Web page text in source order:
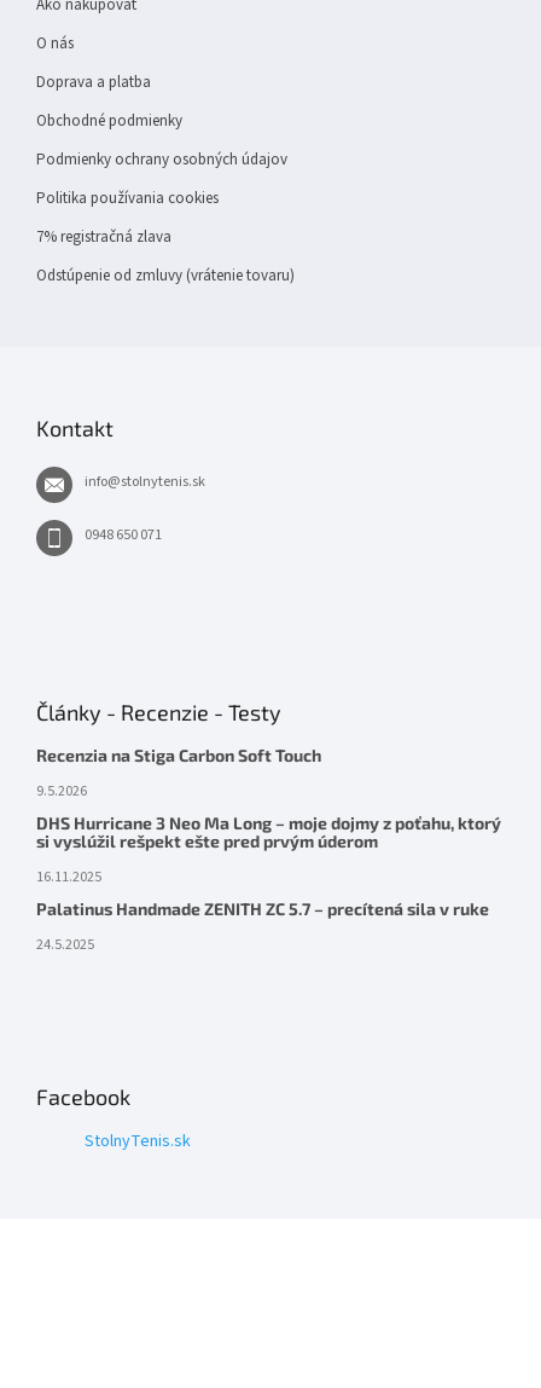
Ako nakupovať
O nás
Doprava a platba
Obchodné podmienky
Podmienky ochrany osobných údajov
Politika používania cookies
7% registračná zlava
Odstúpenie od zmluvy (vrátenie tovaru)
Kontakt
info@stolnytenis.sk
0948 650 071
Články - Recenzie - Testy
Recenzia na Stiga Carbon Soft Touch
9.5.2026
DHS Hurricane 3 Neo Ma Long – moje dojmy z poťahu, ktorý
si vyslúžil rešpekt ešte pred prvým úderom
16.11.2025
Palatinus Handmade ZENITH ZC 5.7 – precítená sila v ruke
24.5.2025
Facebook
StolnyTenis.sk